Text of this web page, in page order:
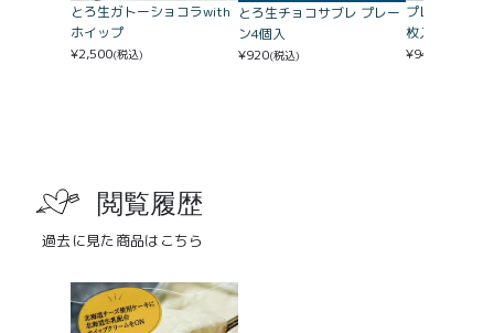
とろ生ガトーショコラwith
ホイップ
¥2,500(税込)
とろ生チョコサブレ プレー
ン4個入
¥920(税込)
プレミアムバ
枚入
¥940
閲覧履歴
過去に見た商品はこちら